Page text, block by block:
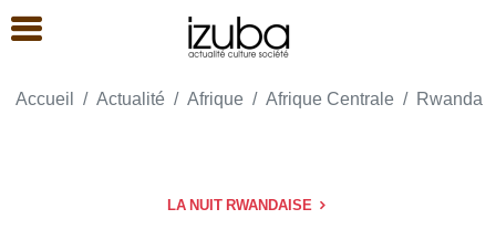
Accueil Actualité Afrique Afrique Centrale Rwanda
LA NUIT RWANDAISE